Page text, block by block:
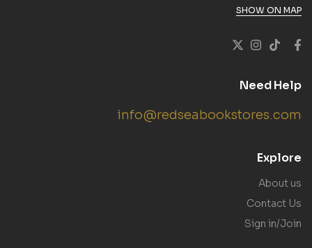
SHOW ON MAP
Need Help
info@redseabookstores.com
Explore
About us
Contact Us
Sign in/Join